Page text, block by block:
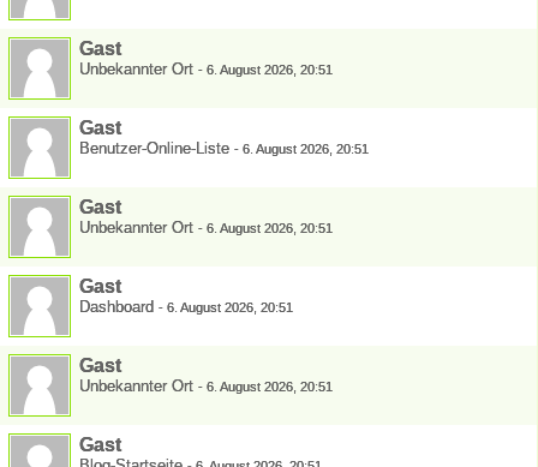
Gast
Unbekannter Ort - 6. August 2026, 20:51
Gast
Benutzer-Online-Liste - 6. August 2026, 20:51
Gast
Unbekannter Ort - 6. August 2026, 20:51
Gast
Dashboard - 6. August 2026, 20:51
Gast
Unbekannter Ort - 6. August 2026, 20:51
Gast